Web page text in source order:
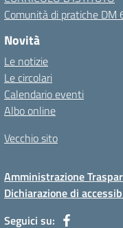
Comunità di pratiche DM
Novità
Le notizie
Le circolari
Calendario eventi
Albo online
Vecchio sito
Amministrazione
Dichiarazione di
Seguici su: